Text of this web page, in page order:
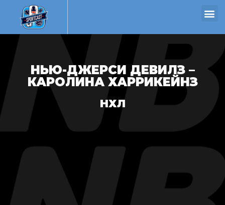
НЬЮ-ДЖЕРСИ ДЕВИЛЗ –
КАРОЛИНА ХАРРИКЕЙНЗ
НХЛ